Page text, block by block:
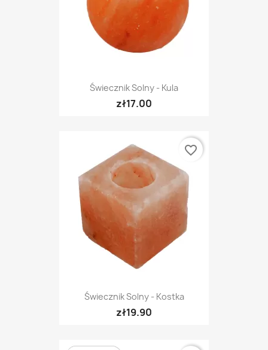
Świecznik Solny - Kula
zł17.00
Świecznik Solny - Kostka
zł19.90
favorite_border